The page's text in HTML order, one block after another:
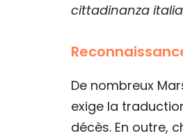
cittadinanza
De nombreux
exige la
décès. En outre,